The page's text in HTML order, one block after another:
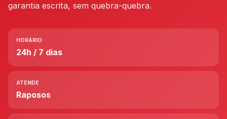
garantia escrita, sem quebra-quebra.
HORÁRIO
24h / 7 dias
ATENDE
Raposos